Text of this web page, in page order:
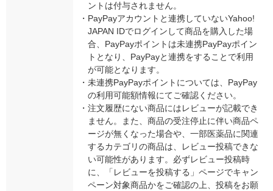
ントは付与されません。
・ PayPayアカウントと連携していないYahoo!
JAPAN IDでログインして商品を購入した場
合、PayPayポイントは未連携PayPayポイン
トとなり、PayPayと連携をすることで利用
が可能となります。
・ 未連携PayPayポイントについては、PayPay
の利用可能額情報にてご確認ください。
・ 注文履歴にない商品にはレビューが記載でき
ません。また、商品の受注停止に伴い商品ペ
ージが無くなった場合や、一部医薬品に関連
するカテゴリの商品は、レビュー投稿できな
い可能性があります。必ずレビュー投稿時
に、「レビューを投稿する」ページでキャン
ペーン対象商品かをご確認の上、投稿をお願